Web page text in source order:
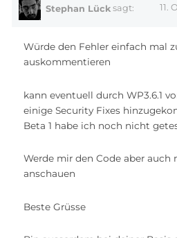
Stephan Lück sagt: 11.
Würde den Fehler einfach mal
auskommentieren
kann eventuell durch WP3.6.1
einige Security Fixes
Beta 1 habe ich noch nicht
Werde mir den Code aber auch
anschauen
Beste Grüsse